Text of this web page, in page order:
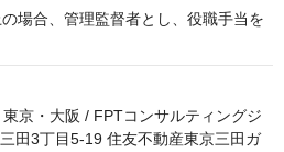
場合、管理監督者とし、役職手当を